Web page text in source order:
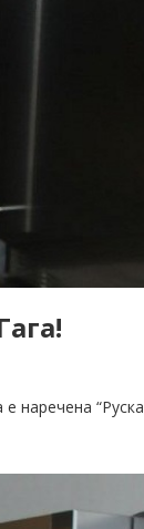
наречена “Руска